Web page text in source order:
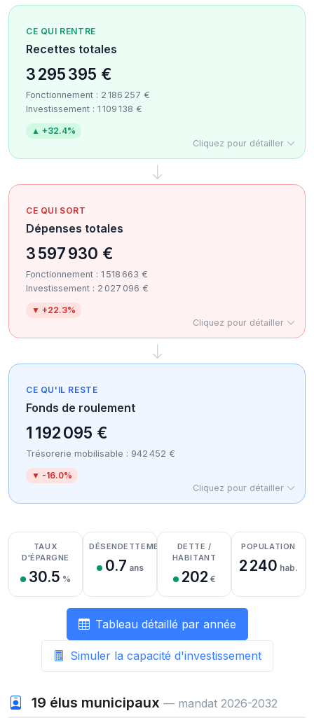
CE QUI RENTRE
Recettes totales
3 295 395 €
Fonctionnement : 2 186 257 €
Investissement : 1 109 138 €
▲ +32.4%
Cliquez pour détailler
CE QUI SORT
Dépenses totales
3 597 930 €
Fonctionnement : 1 518 663 €
Investissement : 2 027 096 €
▼ +22.3%
Cliquez pour détailler
CE QU'IL RESTE
Fonds de roulement
1 192 095 €
Trésorerie mobilisable : 942 452 €
▼ -16.0%
Cliquez pour détailler
Détail des recettes
Détail des dépenses
Détail de la trésorerie
TAUX
D'ÉPARGNE
30.5 %
DÉSENDETTEMENT
0.7 ans
DETTE /
HABITANT
202 €
POPULATION
2 240 hab.
Tableau détaillé par année
Simuler la capacité d'investissement
19 élus municipaux — mandat 2026-2032